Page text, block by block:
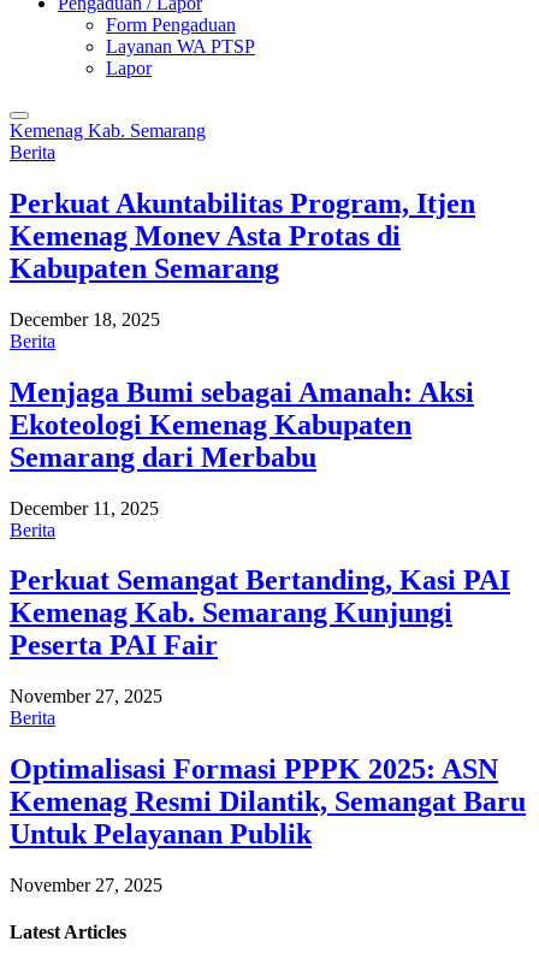
Form Pengaduan
Layanan WA PTSP
Lapor
Kemenag Kab. Semarang
Berita
Perkuat Akuntabilitas Program, Itjen
Kemenag Monev Asta Protas di
Kabupaten Semarang
December 18, 2025
Berita
Menjaga Bumi sebagai Amanah: Aksi
Ekoteologi Kemenag Kabupaten
Semarang dari Merbabu
December 11, 2025
Berita
Perkuat Semangat Bertanding, Kasi PAI
Kemenag Kab. Semarang Kunjungi
Peserta PAI Fair
November 27, 2025
Berita
Optimalisasi Formasi PPPK 2025: ASN
Kemenag Resmi Dilantik, Semangat Baru
Untuk Pelayanan Publik
November 27, 2025
Latest Articles